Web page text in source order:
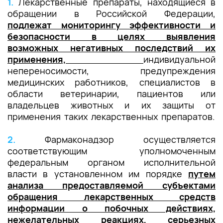
обращении в Российской Федерации,
подлежат мониторингу эффективности и
безопасности в целях выявления
возможных негативных последствий их
применения, индивидуальной
непереносимости, предупреждения
медицинских работников, специалистов в
области ветеринарии, пациентов или
владельцев животных и их защиты от
применения таких лекарственных препаратов.
2. Фармаконадзор осуществляется
соответствующим уполномоченным
федеральным органом исполнительной
власти в установленном им порядке путем
анализа предоставляемой субъектами
обращения лекарственных средств
информации о побочных действиях,
нежелательных реакциях, серьезных